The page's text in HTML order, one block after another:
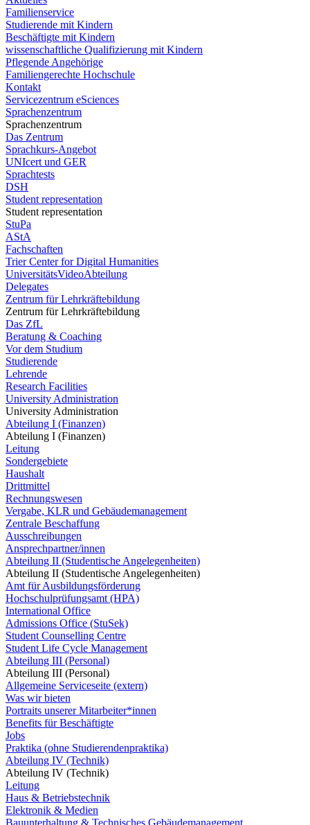
Familienservice
Studierende mit Kindern
Beschäftigte mit Kindern
wissenschaftliche Qualifizierung mit Kindern
Pflegende Angehörige
Familiengerechte Hochschule
Kontakt
Servicezentrum eSciences
Sprachenzentrum
Sprachenzentrum
Das Zentrum
Sprachkurs-Angebot
UNIcert und GER
Sprachtests
DSH
Student representation
Student representation
StuPa
AStA
Fachschaften
Trier Center for Digital Humanities
UniversitätsVideoAbteilung
Delegates
Zentrum für Lehrkräftebildung
Zentrum für Lehrkräftebildung
Das ZfL
Beratung & Coaching
Vor dem Studium
Studierende
Lehrende
Research Facilities
University Administration
University Administration
Abteilung I (Finanzen)
Abteilung I (Finanzen)
Leitung
Sondergebiete
Haushalt
Drittmittel
Rechnungswesen
Vergabe, KLR und Gebäudemanagement
Zentrale Beschaffung
Ausschreibungen
Ansprechpartner/innen
Abteilung II (Studentische Angelegenheiten)
Abteilung II (Studentische Angelegenheiten)
Amt für Ausbildungsförderung
Hochschulprüfungsamt (HPA)
International Office
Admissions Office (StuSek)
Student Counselling Centre
Student Life Cycle Management
Abteilung III (Personal)
Abteilung III (Personal)
Allgemeine Serviceseite (extern)
Was wir bieten
Portraits unserer Mitarbeiter*innen
Benefits für Beschäftigte
Jobs
Praktika (ohne Studierendenpraktika)
Abteilung IV (Technik)
Abteilung IV (Technik)
Leitung
Haus & Betriebstechnik
Elektronik & Medien
Bauunterhaltung & Technisches Gebäudemanagement